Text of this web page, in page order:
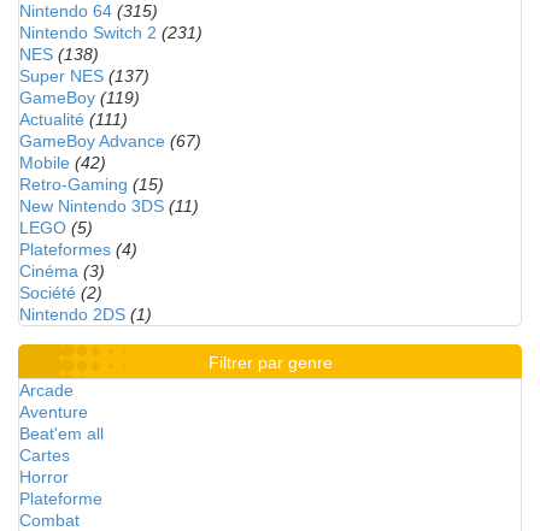
Nintendo 64 (315)
Nintendo Switch 2 (231)
NES (138)
Super NES (137)
GameBoy (119)
Actualité (111)
GameBoy Advance (67)
Mobile (42)
Retro-Gaming (15)
New Nintendo 3DS (11)
LEGO (5)
Plateformes (4)
Cinéma (3)
Société (2)
Nintendo 2DS (1)
Filtrer par genre
Arcade
Aventure
Beat'em all
Cartes
Horror
Plateforme
Combat